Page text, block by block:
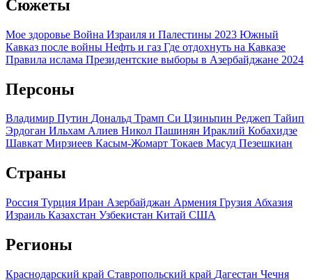
Сюжеты
Мое здоровье Война Израиля и Палестины 2023 Южный
Кавказ после войны Нефть и газ Где отдохнуть на Кавказе
Правила ислама Президентские выборы в Азербайджане 2024
Персоны
Владимир Путин Дональд Трамп Си Цзиньпин Реджеп Тайип
Эрдоган Ильхам Алиев Никол Пашинян Ираклий Кобахидзе
Шавкат Мирзиеев Касым-Жомарт Токаев Масуд Пезешкиан
Страны
Россия Турция Иран Азербайджан Армения Грузия Абхазия
Израиль Казахстан Узбекистан Китай США
Регионы
Краснодарский край Ставропольский край Дагестан Чечня